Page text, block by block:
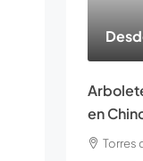
en
Torres